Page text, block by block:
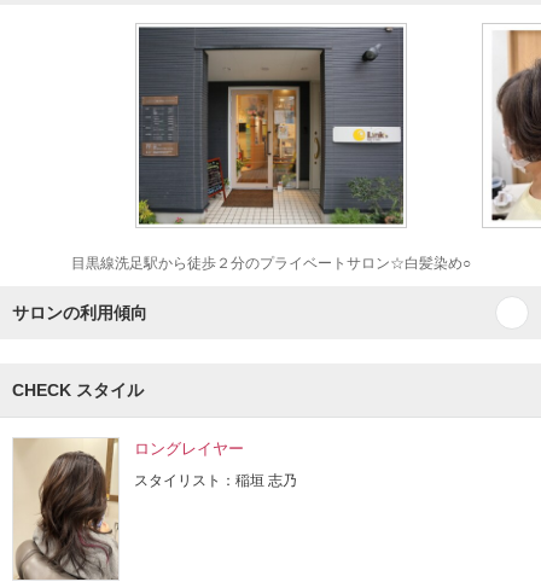
目黒線洗足駅から徒歩２分のプライベートサロン☆白髪染め○
サロンの利用傾向
CHECK スタイル
ロングレイヤー
スタイリスト：稲垣 志乃